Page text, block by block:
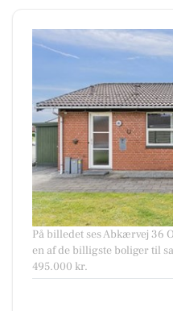
På billedet ses Abkærvej 36
en af de billigste boliger til
495.000 kr.